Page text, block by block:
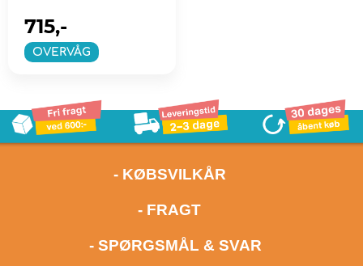
OVERVÅG
715,-
- KØBSVILKÅR
- FRAGT
- SPØRGSMÅL & SVAR